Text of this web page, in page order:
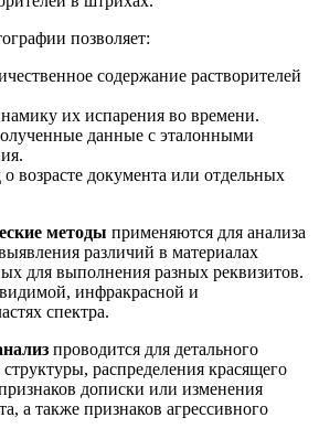
позволяет:
содержание растворителей
их испарения во времени.
данные с эталонными
возрасте документа или отдельных
методы применяются для анализа
различий в материалах
для выполнения разных реквизитов.
инфракрасной и
спектра.
проводится для детального
распределения красящего
дописки или изменения
а также признаков агрессивного